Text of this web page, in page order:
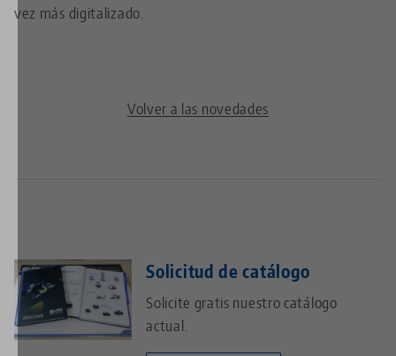
vez más digitalizado.
Volver a las novedades
Solicitud de catálogo
Solicite gratis nuestro catálogo
actual.